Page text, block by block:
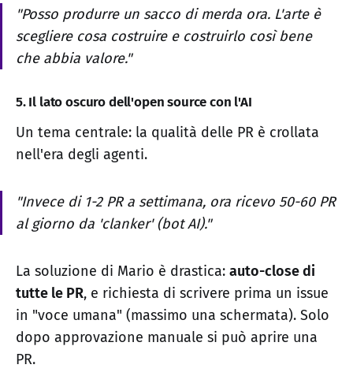
"Posso produrre un sacco di merda ora. L'arte è
scegliere cosa costruire e costruirlo così bene
che abbia valore."
5. Il lato oscuro dell'open source con l'AI
Un tema centrale: la qualità delle PR è crollata
nell'era degli agenti.
"Invece di 1-2 PR a settimana, ora ricevo 50-60 PR
al giorno da 'clanker' (bot AI)."
La soluzione di Mario è drastica: auto-close di
tutte le PR, e richiesta di scrivere prima un issue
in "voce umana" (massimo una schermata). Solo
dopo approvazione manuale si può aprire una
PR.